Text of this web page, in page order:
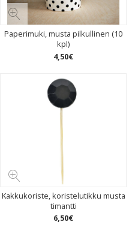
Paperimuki, musta pilkullinen (10
kpl)
4,50€
Kakkukoriste, koristelutikku musta
timantti
6,50€